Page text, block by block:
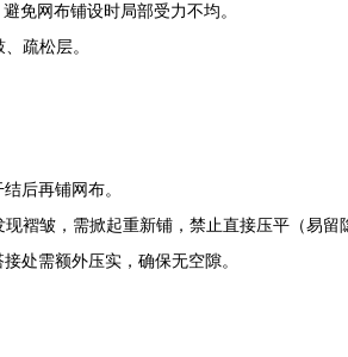
免网布铺设时局部受力不均。
疏松层。
后再铺网布。
褶皱，需掀起重新铺，禁止直接压平（易留
处需额外压实，确保无空隙。